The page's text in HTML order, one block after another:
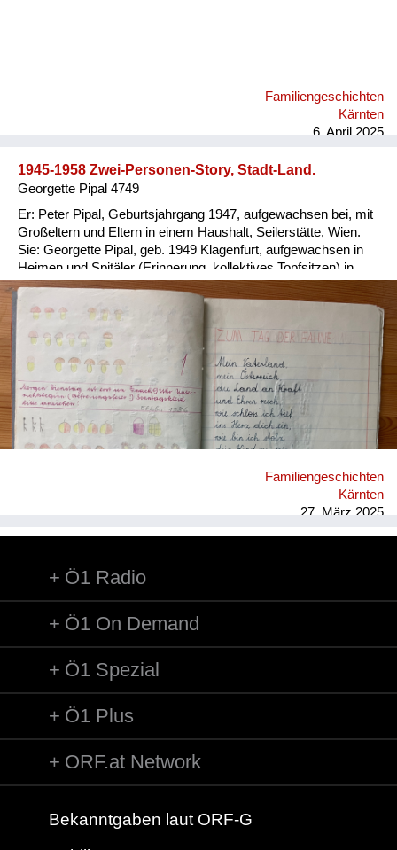
Familiengeschichten
Kärnten
6. April 2025
1945-1958 Zwei-Personen-Story, Stadt-Land.
Georgette Pipal 4749
Er: Peter Pipal, Geburtsjahrgang 1947, aufgewachsen bei, mit
Großeltern und Eltern in einem Haushalt, Seilerstätte, Wien.
Sie: Georgette Pipal, geb. 1949 Klagenfurt, aufgewachsen in
Heimen und Spitäler (Erinnerung, kollektives Topfsitzen) in
Wien und NÖ, 1954/56 Adoptivfamilie. Er: Ein wohlbehütetes,
wohlgenährtes, übergewichtiges Kind; die Meinung der
abgemagerten Groß-Eltern, man braucht Reserven für alle
Fälle. Sie: 1951 abgenommenes, abgegebenes
Besatzungskind (Vater Brite, Mutter Deutsche in Ö.), in
Kinder-übernahmestelle der Stadt Wien, Lustkandelgasse
gelandet; Eltern und Adoption unbekannt; nach später
Recherche via Jugendamt Wien 1997 und Rotes Kreuz 2014
Daten zur eigenen Person erhalten. Er: Als Kind striktes
Verbot, wegen Verletzungsgefahr, Gebäuderuinen zu betreten;
gerodelt, auch im nahen Stadtpark; on top im Wohnhaus
wurden Hühner und Hasen gehalten, das Nebenhaus war eine
Familiengeschichten
Kärnten
27. März 2025
Ö1 Radio
Ö1 On Demand
Ö1 Spezial
Ö1 Plus
ORF.at Network
Bekanntgaben laut ORF-G